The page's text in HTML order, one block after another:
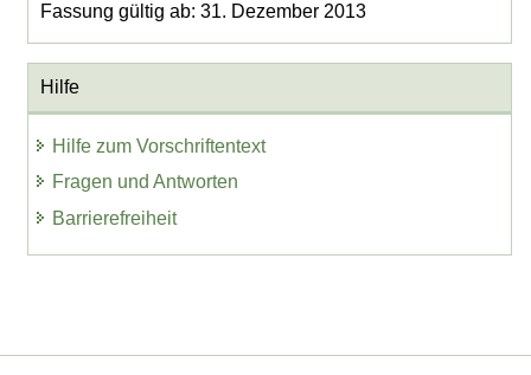
Fassung gültig ab: 31. Dezember 2013
Hilfe
Hilfe zum Vorschriftentext
Fragen und Antworten
Barrierefreiheit